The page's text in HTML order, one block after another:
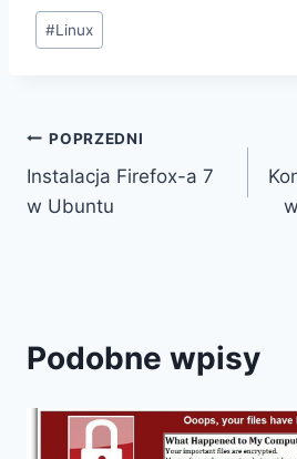
Tagi
wpisu:
#Linux
Nawigacja
wpisu
POPRZEDNI
Instalacja Firefox-a 7
w Ubuntu
Podobne wpisy